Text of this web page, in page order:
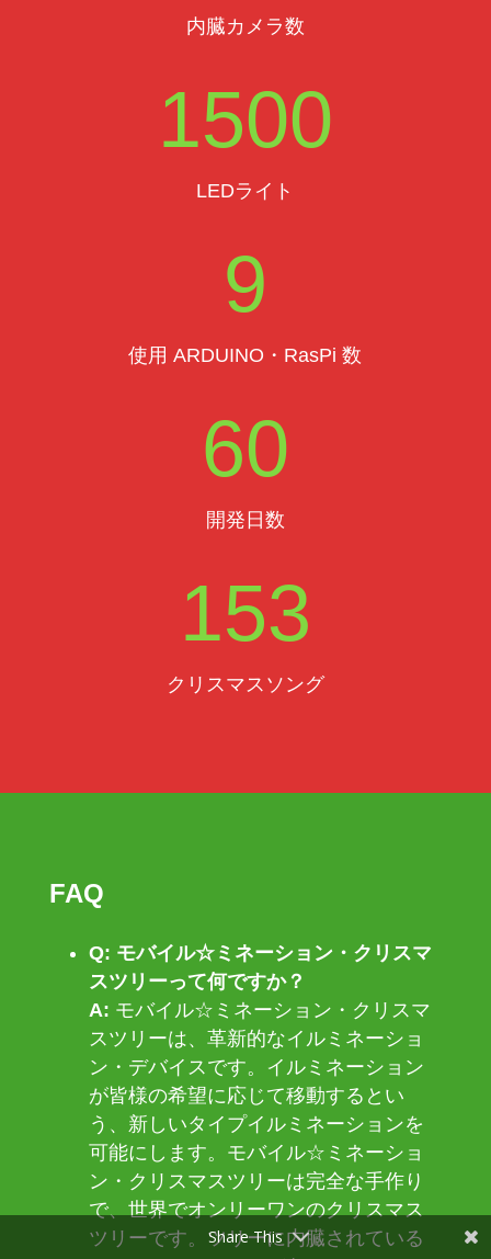
内臓カメラ数
1500
LEDライト
9
使用 ARDUINO・RasPi 数
60
開発日数
153
クリスマスソング
FAQ
Q: モバイル☆ミネーション・クリスマ
スツリーって何ですか？
A: モバイル☆ミネーション・クリスマ
スツリーは、革新的なイルミネーショ
ン・デバイスです。イルミネーション
が皆様の希望に応じて移動するとい
う、新しいタイプイルミネーションを
可能にします。モバイル☆ミネーショ
ン・クリスマスツリーは完全な手作り
で、世界でオンリーワンのクリスマス
ツリーです。ツリーに内臓されている
Share This